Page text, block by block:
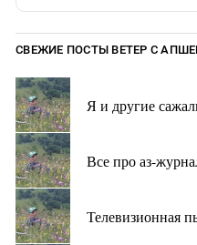
СВЕЖИЕ ПОСТЫ ВЕТЕР С
Я и другие
Все про аз-
Телевизионная